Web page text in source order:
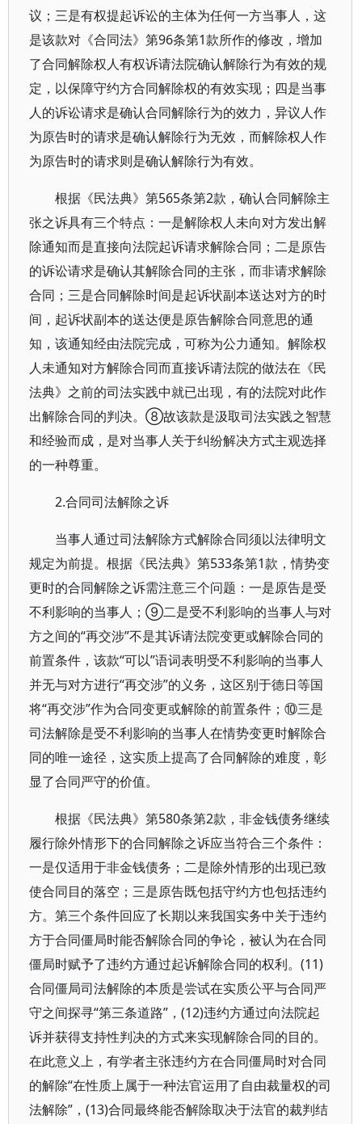
议；三是有权提起诉讼的主体为任何一方当事人，这
是该款对《合同法》第96条第1款所作的修改，增加
了合同解除权人有权诉请法院确认解除行为有效的规
定，以保障守约方合同解除权的有效实现；四是当事
人的诉讼请求是确认合同解除行为的效力，异议人作
为原告时的请求是确认解除行为无效，而解除权人作
为原告时的请求则是确认解除行为有效。
根据《民法典》第565条第2款，确认合同解除主
张之诉具有三个特点：一是解除权人未向对方发出解
除通知而是直接向法院起诉请求解除合同；二是原告
的诉讼请求是确认其解除合同的主张，而非请求解除
合同；三是合同解除时间是起诉状副本送达对方的时
间，起诉状副本的送达便是原告解除合同意思的通
知，该通知经由法院完成，可称为公力通知。解除权
人未通知对方解除合同而直接诉请法院的做法在《民
法典》之前的司法实践中就已出现，有的法院对此作
出解除合同的判决。⑧故该款是汲取司法实践之智慧
和经验而成，是对当事人关于纠纷解决方式主观选择
的一种尊重。
2.合同司法解除之诉
当事人通过司法解除方式解除合同须以法律明文
规定为前提。根据《民法典》第533条第1款，情势变
更时的合同解除之诉需注意三个问题：一是原告是受
不利影响的当事人；⑨二是受不利影响的当事人与对
方之间的“再交涉”不是其诉请法院变更或解除合同的
前置条件，该款“可以”语词表明受不利影响的当事人
并无与对方进行“再交涉”的义务，这区别于德日等国
将“再交涉”作为合同变更或解除的前置条件；⑩三是
司法解除是受不利影响的当事人在情势变更时解除合
同的唯一途径，这实质上提高了合同解除的难度，彰
显了合同严守的价值。
根据《民法典》第580条第2款，非金钱债务继续
履行除外情形下的合同解除之诉应当符合三个条件：
一是仅适用于非金钱债务；二是除外情形的出现已致
使合同目的落空；三是原告既包括守约方也包括违约
方。第三个条件回应了长期以来我国实务中关于违约
方于合同僵局时能否解除合同的争论，被认为在合同
僵局时赋予了违约方通过起诉解除合同的权利。(11)
合同僵局司法解除的本质是尝试在实质公平与合同严
守之间探寻“第三条道路”，(12)违约方通过向法院起
诉并获得支持性判决的方式来实现解除合同的目的。
在此意义上，有学者主张违约方在合同僵局时对合同
的解除“在性质上属于一种法官运用了自由裁量权的司
法解除”，(13)合同最终能否解除取决于法官的裁判结